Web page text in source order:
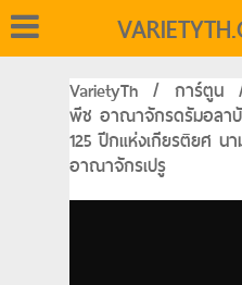
VarietyTh / การ์ตูน
พีช อาณาจักรดรัมอลา
125 ปีกแห่งเกียรติยศ น
อาณาจักรเปรู